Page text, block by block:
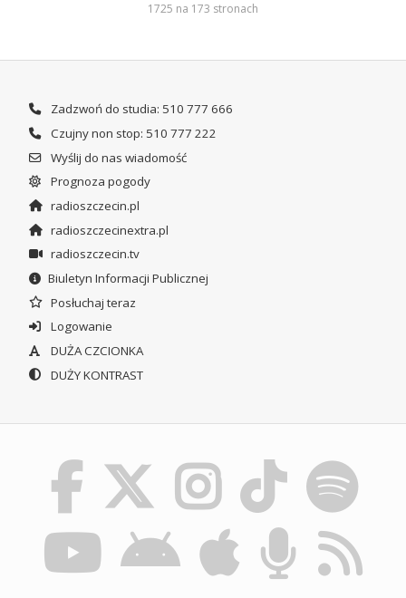
1725 na 173 stronach
Zadzwoń do studia: 510 777 666
Czujny non stop: 510 777 222
Wyślij do nas wiadomość
Prognoza pogody
radioszczecin.pl
radioszczecinextra.pl
radioszczecin.tv
Biuletyn Informacji Publicznej
Posłuchaj teraz
Logowanie
DUŻA CZCIONKA
DUŻY KONTRAST